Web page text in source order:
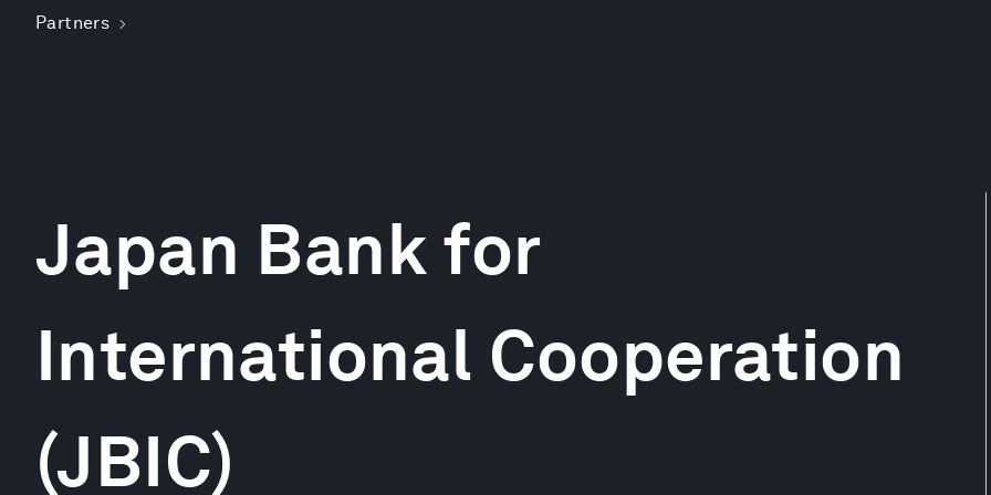
Partners
Japan Bank for
International Cooperation
(JBIC)